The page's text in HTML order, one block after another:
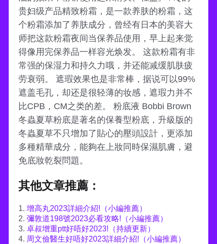
贵妇级产品精致粉霜，是一款养肤的粉霜，这
个粉霜添加了养肤成分，曾经有日本的美容大
师把这款粉霜夜间当保养品使用，早上起来觉
得像用完保养品一样容光焕发。 这款粉霜有非
常强的保湿力和持久力哦，并还能减缓肌肤疲
劳衰弱。 遮瑕效果也是非常棒，据说可以99%
遮盖毛孔，却还是很轻薄的妆感，遮瑕力并不
比CPB，CM之类的差。 粉底液 Bobbi Brown
冬蟲夏草粉底是著名的保養型粉底，升級版的
冬蟲夏草不只增加了貼心的壓頭設計，更添加
多種精華成分，能夠在上妝同時保濕肌膚，避
免底妝乾裂問題。
其他文章推薦：
1. 增高丸2023詳細介紹!（小編推薦）
2. 彌敦道198號2023必看攻略!（小編推薦）
3. 卓叔增重ptt好唔好2023!（持續更新）
4. 周文儉醫生好唔好2023詳細介紹!（小編推薦）